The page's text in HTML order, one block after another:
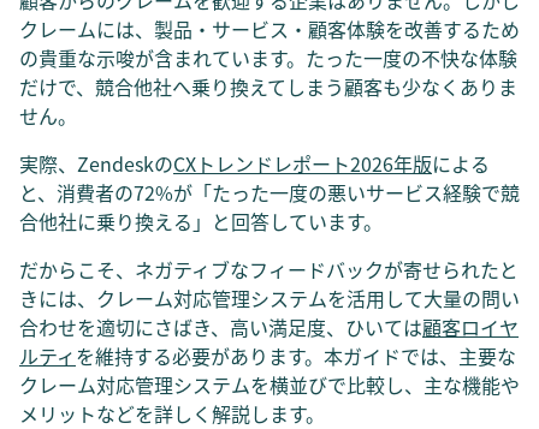
クレームには、製品・サービス・顧客体験を改善するため
の貴重な示唆が含まれています。たった一度の不快な体験
だけで、競合他社へ乗り換えてしまう顧客も少なくありま
せん。
実際、ZendeskのCXトレンドレポート2026年版による
と、消費者の72%が「たった一度の悪いサービス経験で競
合他社に乗り換える」と回答しています。
だからこそ、ネガティブなフィードバックが寄せられたと
きには、クレーム対応管理システムを活用して大量の問い
合わせを適切にさばき、高い満足度、ひいては顧客ロイヤ
ルティを維持する必要があります。本ガイドでは、主要な
クレーム対応管理システムを横並びで比較し、主な機能や
メリットなどを詳しく解説します。